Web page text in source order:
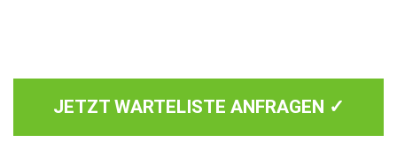
JETZT WARTELISTE ANFRAGEN ✓